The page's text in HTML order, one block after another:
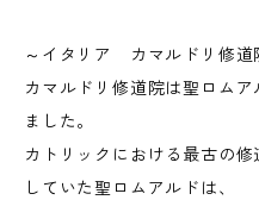
～イタリア カマルドリ修道
カマルドリ修道院は聖ロム
ました。
カトリックにおける最古の
していた聖ロムアルドは、